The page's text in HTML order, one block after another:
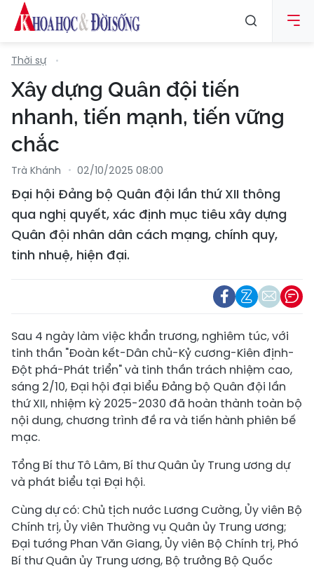
Thời sự
Xây dựng Quân đội tiến
nhanh, tiến mạnh, tiến vững
chắc
Trà Khánh 02/10/2025 08:00
Đại hội Đảng bộ Quân đội lần thứ XII thông
qua nghị quyết, xác định mục tiêu xây dựng
Quân đội nhân dân cách mạng, chính quy,
tinh nhuệ, hiện đại.
Sau 4 ngày làm việc khẩn trương, nghiêm túc, với
tinh thần "Đoàn kết-Dân chủ-Kỷ cương-Kiên định-
Đột phá-Phát triển" và tinh thần trách nhiệm cao,
sáng 2/10, Đại hội đại biểu Đảng bộ Quân đội lần
thứ XII, nhiệm kỳ 2025-2030 đã hoàn thành toàn bộ
nội dung, chương trình đề ra và tiến hành phiên bế
mạc.
Tổng Bí thư Tô Lâm, Bí thư Quân ủy Trung ương dự
và phát biểu tại Đại hội.
Cùng dự có: Chủ tịch nước Lương Cường, Ủy viên Bộ
Chính trị, Ủy viên Thường vụ Quân ủy Trung ương;
Đại tướng Phan Văn Giang, Ủy viên Bộ Chính trị, Phó
Bí thư Quân ủy Trung ương, Bộ trưởng Bộ Quốc